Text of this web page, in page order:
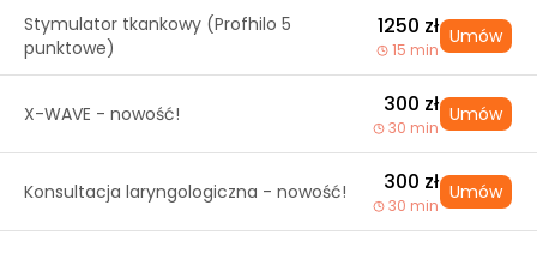
Stymulator tkankowy (Profhilo 5
punktowe)
1250 zł
15 min
Umów
X-WAVE - nowość! 300 zł
30 min
Umów
Konsultacja laryngologiczna - nowość! 300 zł
30 min
Umów